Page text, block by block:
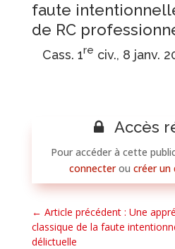
faute
de RC
Cass. 1re civ., 8 janv.
Accès
Pour accéder à cette
connecteroucréer
← Article précédent : Une
classique de la faute
délictuelle